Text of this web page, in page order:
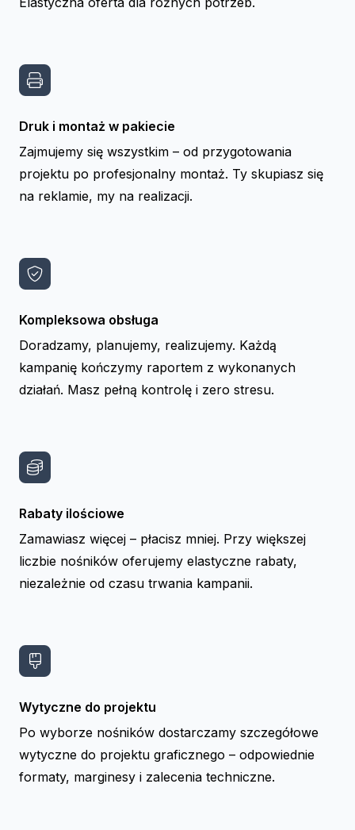
Druk i montaż w pakiecie
Zajmujemy się wszystkim – od przygotowania
projektu po profesjonalny montaż. Ty skupiasz się
na reklamie, my na realizacji.
Kompleksowa obsługa
Doradzamy, planujemy, realizujemy. Każdą
kampanię kończymy raportem z wykonanych
działań. Masz pełną kontrolę i zero stresu.
Rabaty ilościowe
Zamawiasz więcej – płacisz mniej. Przy większej
liczbie nośników oferujemy elastyczne rabaty,
niezależnie od czasu trwania kampanii.
Wytyczne do projektu
Po wyborze nośników dostarczamy szczegółowe
wytyczne do projektu graficznego – odpowiednie
formaty, marginesy i zalecenia techniczne.